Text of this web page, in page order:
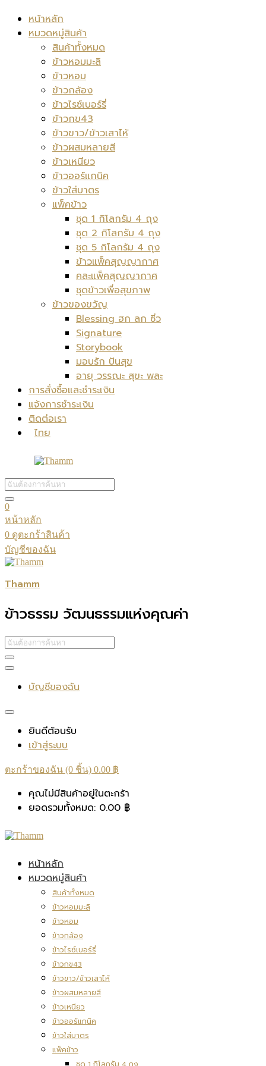
หน้าหลัก
หมวดหมู่สินค้า
สินค้าทั้งหมด
ข้าวหอมมะลิ
ข้าวหอม
ข้าวกล้อง
ข้าวไรซ์เบอร์รี่
ข้าวกข43
ข้าวขาว/ข้าวเสาไห้
ข้าวผสมหลายสี
ข้าวเหนียว
ข้าวออร์แกนิค
ข้าวใส่บาตร
แพ็คข้าว
ชุด 1 กิโลกรัม 4 ถุง
ชุด 2 กิโลกรัม 4 ถุง
ชุด 5 กิโลกรัม 4 ถุง
ข้าวแพ็คสุญญากาศ
คละแพ็คสุญญากาศ
ชุดข้าวเพื่อสุขภาพ
ข้าวของขวัญ
Blessing ฮก ลก ซิ่ว
Signature
Storybook
มอบรัก ปันสุข
อายุ วรรณะ สุขะ พละ
การสั่งซื้อและชำระเงิน
แจ้งการชำระเงิน
ติดต่อเรา
ไทย
0
หน้าหลัก
0 ดูตะกร้าสินค้า
บัญชีของฉัน
Thamm
ข้าวธรรม วัฒนธรรมแห่งคุณค่า
บัญชีของฉัน
ยินดีต้อนรับ
เข้าสู่ระบบ
ตะกร้าของฉัน (0 ชิ้น) 0.00 ฿
คุณไม่มีสินค้าอยู่ในตะกร้า
ยอดรวมทั้งหมด: 0.00 ฿
หน้าหลัก
หมวดหมู่สินค้า
สินค้าทั้งหมด
ข้าวหอมมะลิ
ข้าวหอม
ข้าวกล้อง
ข้าวไรซ์เบอร์รี่
ข้าวกข43
ข้าวขาว/ข้าวเสาไห้
ข้าวผสมหลายสี
ข้าวเหนียว
ข้าวออร์แกนิค
ข้าวใส่บาตร
แพ็คข้าว